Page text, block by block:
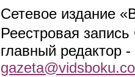
Сетевое издание
Реестровая
главный редактор